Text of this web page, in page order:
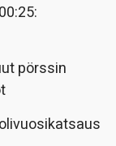
pörssin